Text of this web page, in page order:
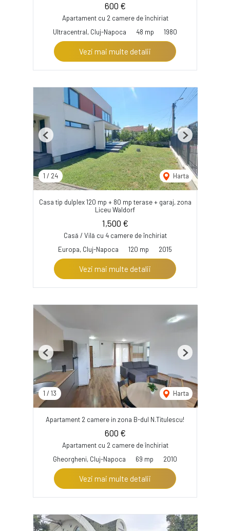
600 €
Apartament cu 2 camere de închiriat
Ultracentral, Cluj-Napoca
48 mp 1980
Vezi mai multe detalii
1 / 24 Harta
Previous Next
Casa tip dulplex 120 mp + 80 mp terase + garaj, zona
Liceu Waldorf
1,500 €
Casă / Vilă cu 4 camere de închiriat
Europa, Cluj-Napoca
120 mp 2015
Vezi mai multe detalii
1 / 13 Harta
Previous Next
Apartament 2 camere in zona B-dul N.Titulescu!
600 €
Apartament cu 2 camere de închiriat
Gheorgheni, Cluj-Napoca
69 mp 2010
Vezi mai multe detalii